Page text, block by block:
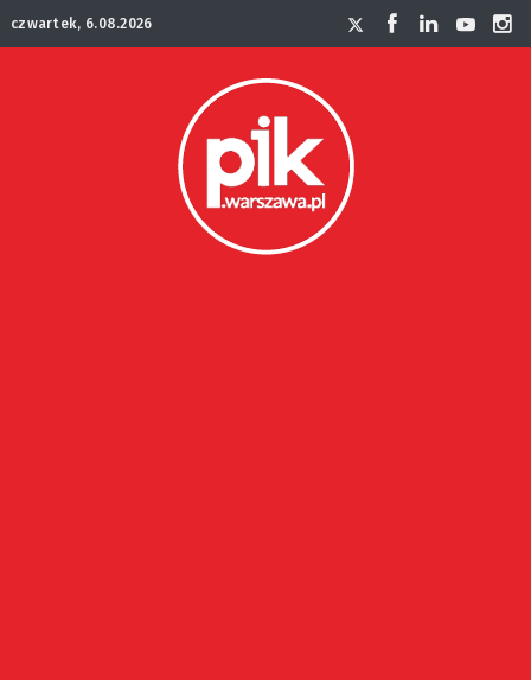
czwartek, 6.08.2026